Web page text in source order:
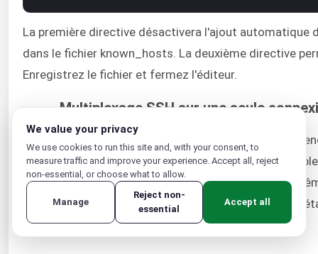
La première directive désactivera l'ajout automatique
dans le fichier known_hosts. La deuxième directive
Enregistrez le fichier et fermez l'éditeur.
Multiplexage SSH sur une seule
Parfois, l'établissement d'une connexion TCP peut
plusieurs connexions vers la même machine, le
tirer parti. Le multiplexage SSH permet d'utiliser la
réduit une partie de la charge de travail requise pour
connexions peut également aider.
We value your privacy
We use cookies to run this site and, with your consent, to
measure traffic and improve your experience. Accept all, reject
non-essential, or choose what to allow.
Manage
Reject non-
essential
Accept all